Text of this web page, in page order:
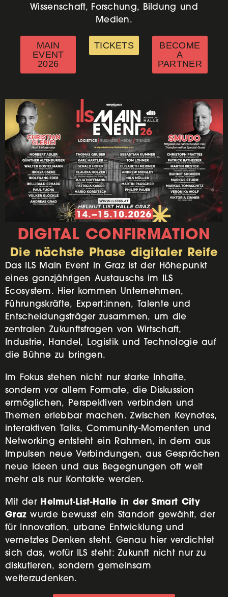
Wissenschaft, Forschung, Bildung und
Medien.
MAIN
EVENT
2026
TICKETS
BECOME
A
PARTNER
DIGITAL CONFIRMATION
Die nächste Phase digitaler Reife
Das ILS Main Event in Graz ist der Höhepunkt
eines ganzjährigen Austauschs im ILS
Ecosystem. Hier kommen Unternehmen,
Führungskräfte, Expert:innen, Talente und
Entscheidungsträger zusammen, um die
zentralen Zukunftsfragen von Wirtschaft,
Industrie, Handel, Logistik und Technologie auf
die Bühne zu bringen.
Im Fokus stehen nicht nur starke Inhalte,
sondern vor allem Formate, die Diskussion
ermöglichen, Perspektiven verbinden und
Themen erlebbar machen. Zwischen Keynotes,
interaktiven Talks, Community-Momenten und
Networking entsteht ein Rahmen, in dem aus
Impulsen neue Verbindungen, aus Gesprächen
neue Ideen und aus Begegnungen oft weit
mehr als nur Kontakte werden.
Mit der Helmut-List-Halle in der Smart City
Graz wurde bewusst ein Standort gewählt, der
für Innovation, urbane Entwicklung und
vernetztes Denken steht. Genau hier verdichtet
sich das, wofür ILS steht: Zukunft nicht nur zu
diskutieren, sondern gemeinsam
weiterzudenken.